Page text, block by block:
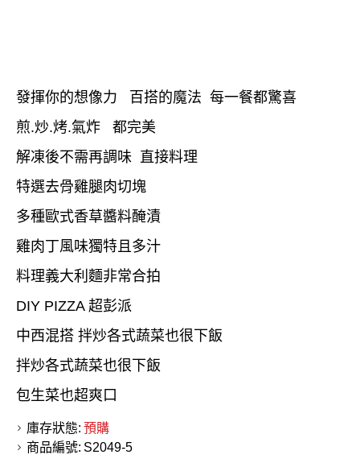
發揮你的想像力 百搭的魔法 每一餐都驚喜
煎.炒.烤.氣炸 都完美
解凍後不需再調味 直接料理
特選去骨雞腿肉切塊
多種歐式香草醬料醃漬
雞肉丁風味獨特且多汁
料理義大利麵非常合拍
DIY PIZZA 超彭派
中西混搭 拌炒各式蔬菜也很下飯
拌炒各式蔬菜也很下飯
包生菜也超爽口
庫存狀態: 預購
商品編號: S2049-5